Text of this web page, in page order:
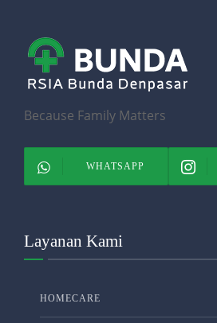
Because Family Matters
WHATSAPP
Layanan Kami
HOMECARE